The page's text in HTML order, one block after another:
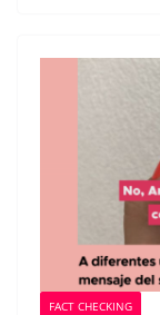
FACT CHECKING